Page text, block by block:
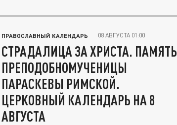
ПРАВОСЛАВНЫЙ КАЛЕНДАРЬ 08 АВГУСТА 01:00
СТРАДАЛИЦА ЗА ХРИСТА. ПАМЯТЬ
ПРЕПОДОБНОМУЧЕНИЦЫ
ПАРАСКЕВЫ РИМСКОЙ.
ЦЕРКОВНЫЙ КАЛЕНДАРЬ НА 8
АВГУСТА